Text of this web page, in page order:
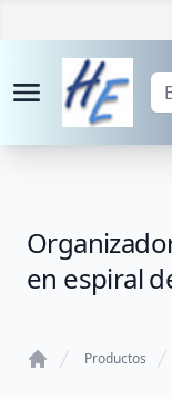
en espiral
Productos